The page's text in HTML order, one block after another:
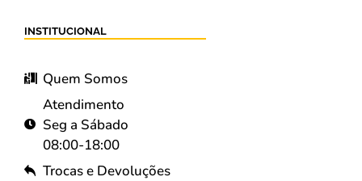
INSTITUCIONAL
Quem Somos
Atendimento
Seg a Sábado
08:00-18:00
Trocas e Devoluções